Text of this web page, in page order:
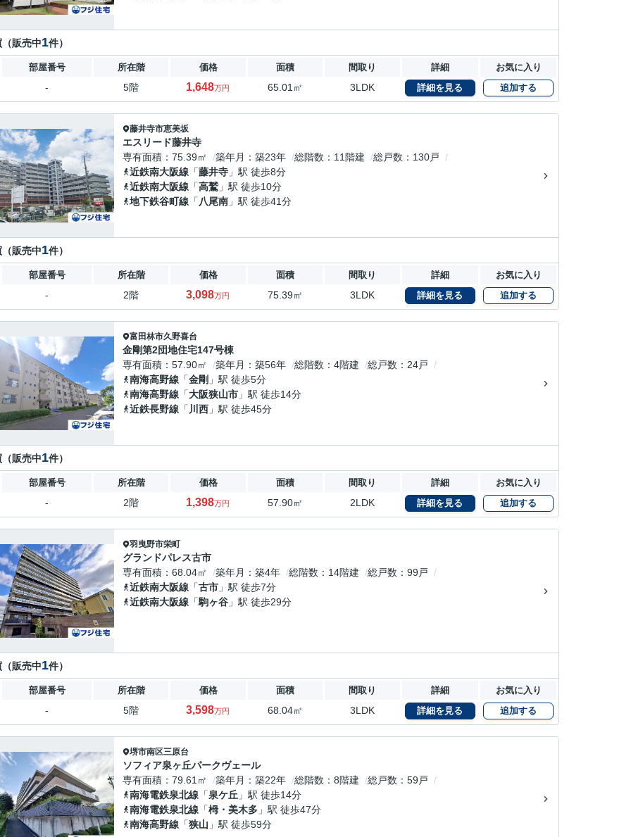
販売中1件）
部屋番号 所在階 価格 面積 間取り 詳細 お気に入り
- 5階 1,648万円 65.01㎡ 3LDK 詳細を見る 追加する
藤井寺市恵美坂
エスリード藤井寺
専有面積
75.39㎡ 築年月 築23年 総階数 11階建 総戸数
130戸
近鉄南大阪線 「藤井寺 」駅 徒歩8分
近鉄南大阪線 「高鷲」駅 徒歩10分
地下鉄谷町線 「 八尾南 」駅 徒歩41分
販売中1件）
部屋番号 所在階 価格 面積 間取り 詳細 お気に入り
- 2階 3,098万円 75.39㎡ 3LDK 詳細を見る 追加する
富田林市久野喜台
金剛第2団地住宅147号棟
専有面積
57.90㎡ 築年月 築56年 総階数 4階建 総戸数
24戸
南海高野線 「金剛 」駅 徒歩5分
南海高野線 「大阪狭山市 」駅 徒歩14分
近鉄長野線 「 川西 」駅 徒歩45分
販売中1件）
部屋番号 所在階 価格 面積 間取り 詳細 お気に入り
- 2階 1,398万円 57.90㎡ 2LDK 詳細を見る 追加する
羽曳野市栄町
グランドパレス古市
専有面積
68.04㎡ 築年月 築4年 総階数 14階建 総戸数
99戸
近鉄南大阪線 「古市 」駅 徒歩7分
近鉄南大阪線 「駒ヶ谷 」駅 徒歩29分
販売中1件）
部屋番号 所在階 価格 面積 間取り 詳細 お気に入り
- 5階 3,598万円 68.04㎡ 3LDK 詳細を見る 追加する
堺市南区三原台
ソフィア泉ヶ丘パークヴェール
専有面積
79.61㎡ 築年月 築22年 総階数 8階建 総戸数
59戸
南海電鉄泉北線 「泉ケ丘 」駅 徒歩14分
南海電鉄泉北線 「栂・美木多 」駅 徒歩47分
南海高野線 「狭山 」駅 徒歩59分